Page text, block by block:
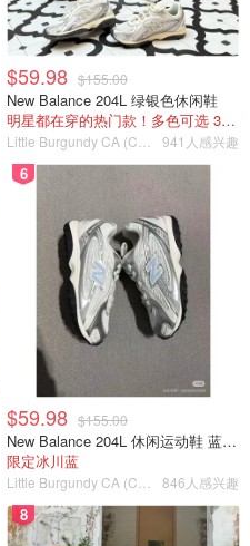
钩的稳定币 RLUSD 进一步
誉。这种稳定性对于警惕波
者尤其有吸引力。
势可以发现，本月初，XRP
2.82 加元。自 2018 年以
长的相对停滞期，而此次飙
和增长的趋势。市场目前的
视为一种可行的资产，尤
机构越来越多地采用
，目前的趋势表明还有进一
果 XRP 继续保持上涨趋
能超过 3.00 加元大关，尤
势头的话。然而，必须谨慎
场以波动性著称。
通常集中在影响其波动的因
监管新闻、金融机构的采用
$59.98 $155.00
New Balance 204L 绿银色休闲鞋
明星都在穿的热门款！多色可选 3.8折
941人感兴趣
6
$59.98 $155.00
New Balance 204L 休闲运动鞋 蓝银色
限定冰川蓝
846人感兴趣
8